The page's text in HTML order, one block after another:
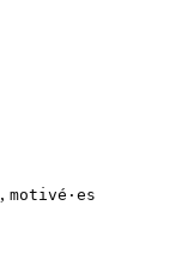
,motivé·es